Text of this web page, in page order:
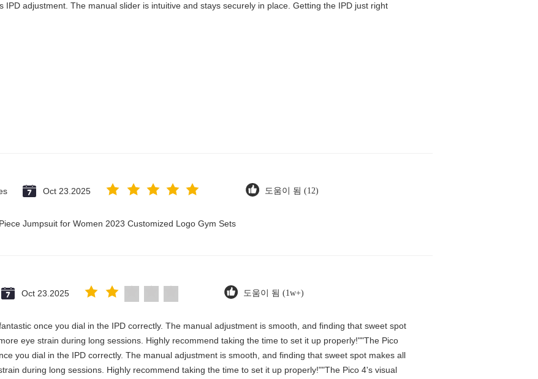
IPD adjustment. The manual slider is intuitive and stays securely in place. Getting the IPD just right
Oct 23.2025 도움이 됨 (12)
Jumpsuit for Women 2023 Customized Logo Gym Sets
Oct 23.2025 도움이 됨 (1w+)
once you dial in the IPD correctly. The manual adjustment is smooth, and finding that sweet spot
eye strain during long sessions. Highly recommend taking the time to set it up properly!""The Pico
you dial in the IPD correctly. The manual adjustment is smooth, and finding that sweet spot makes all
during long sessions. Highly recommend taking the time to set it up properly!""The Pico 4's visual